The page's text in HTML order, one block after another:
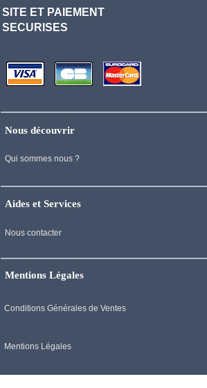
SITE ET PAIEMENT
SECURISES
Nous découvrir
Qui sommes nous ?
Aides et Services
Nous contacter
Mentions Légales
Conditions Générales de Ventes
Mentions Légales